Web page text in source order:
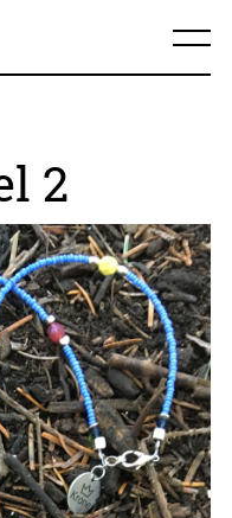
meine Arbeiten
Kontakt
2